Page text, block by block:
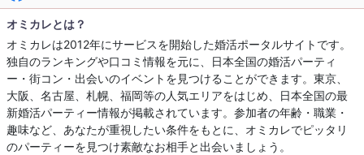
オミカレとは？
オミカレは2012年にサービスを開始した婚活ポータルサイトです。
独自のランキングや口コミ情報を元に、日本全国の婚活パーティ
ー・街コン・出会いのイベントを見つけることができます。東京、
大阪、名古屋、札幌、福岡等の人気エリアをはじめ、日本全国の最
新婚活パーティー情報が掲載されています。参加者の年齢・職業・
趣味など、あなたが重視したい条件をもとに、オミカレでピッタリ
のパーティーを見つけ素敵なお相手と出会いましょう。